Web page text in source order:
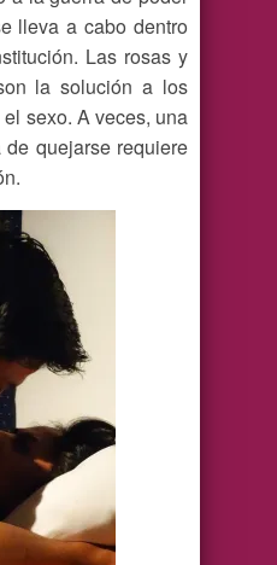
lleva a cabo dentro
Las rosas y
la solución a los
sexo. A veces, una
quejarse requiere